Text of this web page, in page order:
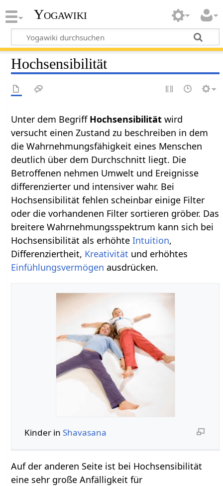
Yogawiki
Hochsensibilität
Unter dem Begriff Hochsensibilität wird
versucht einen Zustand zu beschreiben in dem
die Wahrnehmungsfähigkeit eines Menschen
deutlich über dem Durchschnitt liegt. Die
Betroffenen nehmen Umwelt und Ereignisse
differenzierter und intensiver wahr. Bei
Hochsensibilität fehlen scheinbar einige Filter
oder die vorhandenen Filter sortieren gröber. Das
breitere Wahrnehmungsspektrum kann sich bei
Hochsensibilität als erhöhteIntuition,
Differenziertheit, Kreativität und erhöhtes
Einfühlungsvermögen ausdrücken.
Kinder in Shavasana
Auf der anderen Seite ist bei Hochsensibilität
eine sehr große Anfälligkeit für